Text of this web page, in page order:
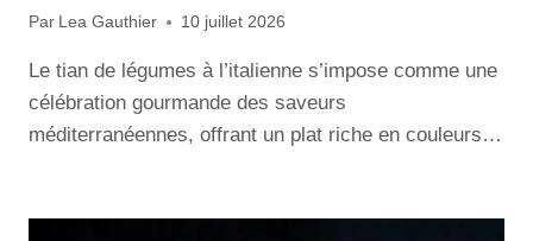
Par Lea Gauthier 10 juillet 2026
Le tian de légumes à l’italienne s’impose comme une
célébration gourmande des saveurs
méditerranéennes, offrant un plat riche en couleurs…